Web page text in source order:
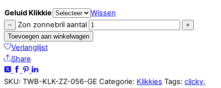
Geluid Klikkie Wissen
− Zon zonnebril aantal
+
Toevoegen aan winkelwagen
Verlanglijst
Share
SKU: TWB-KLK-ZZ-056-GE Categorie: Klikkies Tags: clicky,